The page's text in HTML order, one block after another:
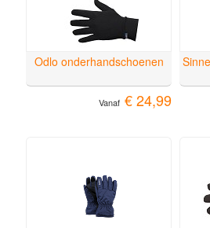
Odlo onderhandschoenen
Vanaf € 24,99